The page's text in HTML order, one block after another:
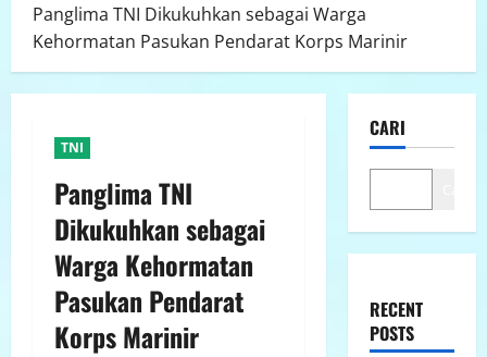
Panglima TNI Dikukuhkan sebagai Warga
Kehormatan Pasukan Pendarat Korps Marinir
TNI
Panglima TNI
Dikukuhkan sebagai
Warga Kehormatan
Pasukan Pendarat
Korps Marinir
CARI
RECENT
POSTS